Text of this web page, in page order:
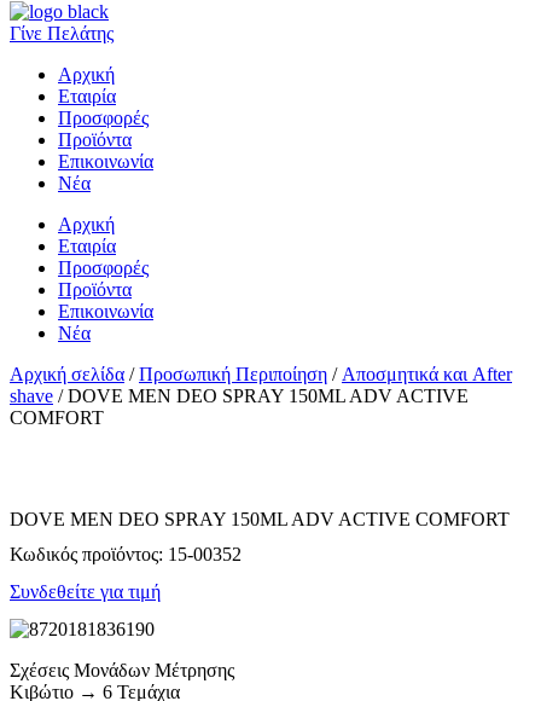
Γίνε Πελάτης
Αρχική
Εταιρία
Προσφορές
Προϊόντα
Επικοινωνία
Νέα
Αρχική
Εταιρία
Προσφορές
Προϊόντα
Επικοινωνία
Νέα
Αρχική σελίδα /Προσωπική Περιποίηση / Αποσμητικά και After
shave / DOVE MEN DEO SPRAY 150ML ADV ACTIVE
COMFORT
DOVE MEN DEO SPRAY 150ML ADV ACTIVE COMFORT
Κωδικός προϊόντος: 15-00352
Συνδεθείτε για τιμή
Σχέσεις Μονάδων Μέτρησης
Κιβώτιο → 6 Τεμάχια